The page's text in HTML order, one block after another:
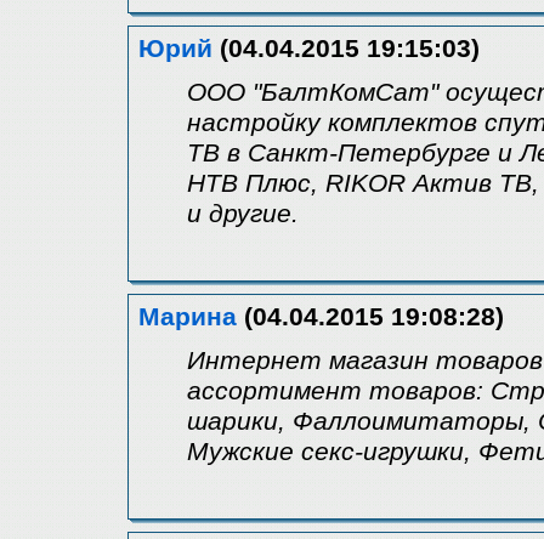
Юрий (04.04.2015 19:15:03)
ООО "БалтКомСат"
настройку комплектов
ТВ в Санкт-Петербурге и
НТВ Плюс, RIKOR Актив
и другие.
Марина (04.04.2015 19:08:28)
Интернет магазин
ассортимент товаров:
шарики, Фаллоимитаторы,
Мужские секс-игрушки,